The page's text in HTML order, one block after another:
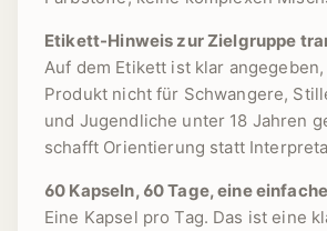
Etikett-Hinweis zur Zielgruppe
Auf dem Etikett ist klar angegeben,
Produkt nicht für Schwangere,
und Jugendliche unter 18 Jahren
schafft Orientierung statt
60 Kapseln, 60 Tage, eine
Eine Kapsel pro Tag. Das ist eine